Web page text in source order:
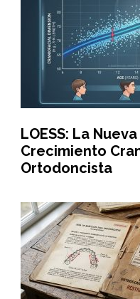
LOESS: La
Crecimiento
Ortodoncista